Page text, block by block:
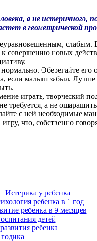
а не истеричного,
в геометрической
слабым.
к совершению новых
Оберегайте его
если малыш забыл.
играть, творческий
требуется, а не
с ней необходимые
что, собственно
Истерика у ребенка
ребенка в 1 год
ребенка в 9 месяцев
детей
ребенка